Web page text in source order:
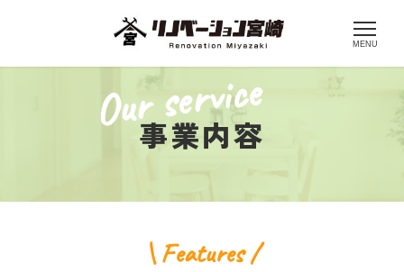
MENU
事業内容
Our service
\ Features /